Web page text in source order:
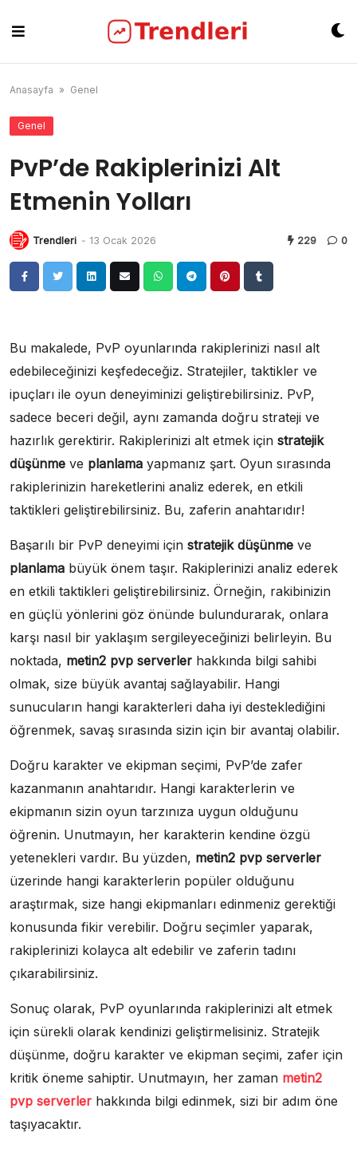
content
Anasayfa » Genel
Genel
PvP’de Rakiplerinizi Alt
Etmenin Yolları
Trendleri - 13 Ocak 2026 229 0
Bu makalede, PvP oyunlarında rakiplerinizi nasıl alt
edebileceğinizi keşfedeceğiz. Stratejiler, taktikler ve
ipuçları ile oyun deneyiminizi geliştirebilirsiniz. PvP,
sadece beceri değil, aynı zamanda doğru strateji ve
hazırlık gerektirir. Rakiplerinizi alt etmek için stratejik
düşünme ve planlama yapmanız şart. Oyun sırasında
rakiplerinizin hareketlerini analiz ederek, en etkili
taktikleri geliştirebilirsiniz. Bu, zaferin anahtarıdır!
Başarılı bir PvP deneyimi için stratejik düşünme ve
planlama büyük önem taşır. Rakiplerinizi analiz ederek
en etkili taktikleri geliştirebilirsiniz. Örneğin, rakibinizin
en güçlü yönlerini göz önünde bulundurarak, onlara
karşı nasıl bir yaklaşım sergileyeceğinizi belirleyin. Bu
noktada, metin2 pvp serverler hakkında bilgi sahibi
olmak, size büyük avantaj sağlayabilir. Hangi
sunucuların hangi karakterleri daha iyi desteklediğini
öğrenmek, savaş sırasında sizin için bir avantaj olabilir.
Doğru karakter ve ekipman seçimi, PvP’de zafer
kazanmanın anahtarıdır. Hangi karakterlerin ve
ekipmanın sizin oyun tarzınıza uygun olduğunu
öğrenin. Unutmayın, her karakterin kendine özgü
yetenekleri vardır. Bu yüzden, metin2 pvp serverler
üzerinde hangi karakterlerin popüler olduğunu
araştırmak, size hangi ekipmanları edinmeniz gerektiği
konusunda fikir verebilir. Doğru seçimler yaparak,
rakiplerinizi kolayca alt edebilir ve zaferin tadını
çıkarabilirsiniz.
Sonuç olarak, PvP oyunlarında rakiplerinizi alt etmek
için sürekli olarak kendinizi geliştirmelisiniz. Stratejik
düşünme, doğru karakter ve ekipman seçimi, zafer için
kritik öneme sahiptir. Unutmayın, her zaman metin2
pvp serverler hakkında bilgi edinmek, sizi bir adım öne
taşıyacaktır.